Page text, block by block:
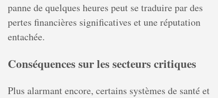
panne de quelques heures peut se traduire par des
pertes financières significatives et une réputation
entachée.
Conséquences sur les secteurs critiques
Plus alarmant encore, certains systèmes de santé et